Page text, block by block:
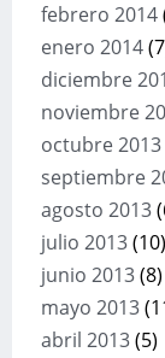
febrero 2014
enero 2014
diciembre
noviembre
octubre 2013
septiembre
agosto 2013
julio 2013(10)
junio 2013(8)
mayo 2013
abril 2013(5)